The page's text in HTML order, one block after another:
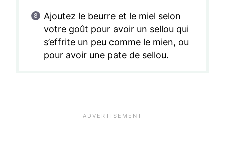
Ajoutez le beurre et le miel selon
votre goût pour avoir un sellou qui
s’effrite un peu comme le mien, ou
pour avoir une pate de sellou.